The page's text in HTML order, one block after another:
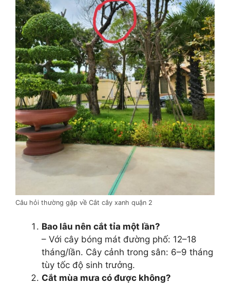
Câu hỏi thường gặp về Cắt cây xanh quận 2
Bao lâu nên cắt tỉa một lần?
– Với cây bóng mát đường phố: 12–18
tháng/lần. Cây cảnh trong sân: 6–9 tháng
tùy tốc độ sinh trưởng.
Cắt mùa mưa có được không?